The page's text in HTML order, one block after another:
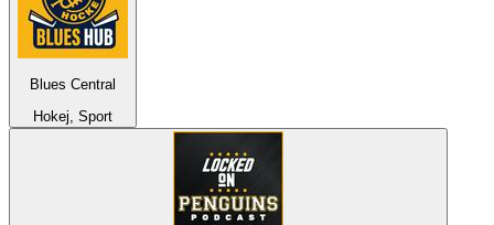
Blues Central
Hokej, Sport